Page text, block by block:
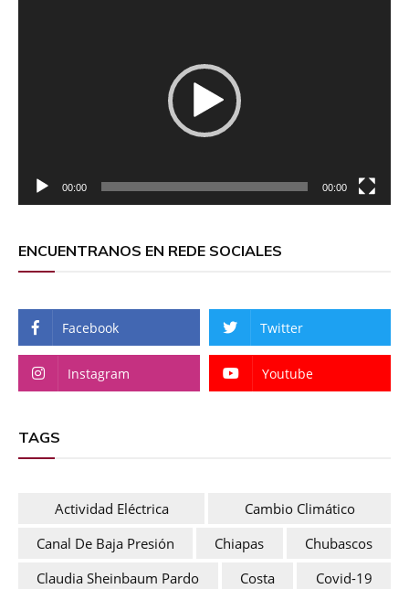
00:00 00:00
ENCUENTRANOS EN REDE SOCIALES
Facebook Twitter
Instagram Youtube
TAGS
Actividad Eléctrica
Cambio Climático
Canal De Baja Presión
Chiapas
Chubascos
Claudia Sheinbaum Pardo
Costa
Covid-19